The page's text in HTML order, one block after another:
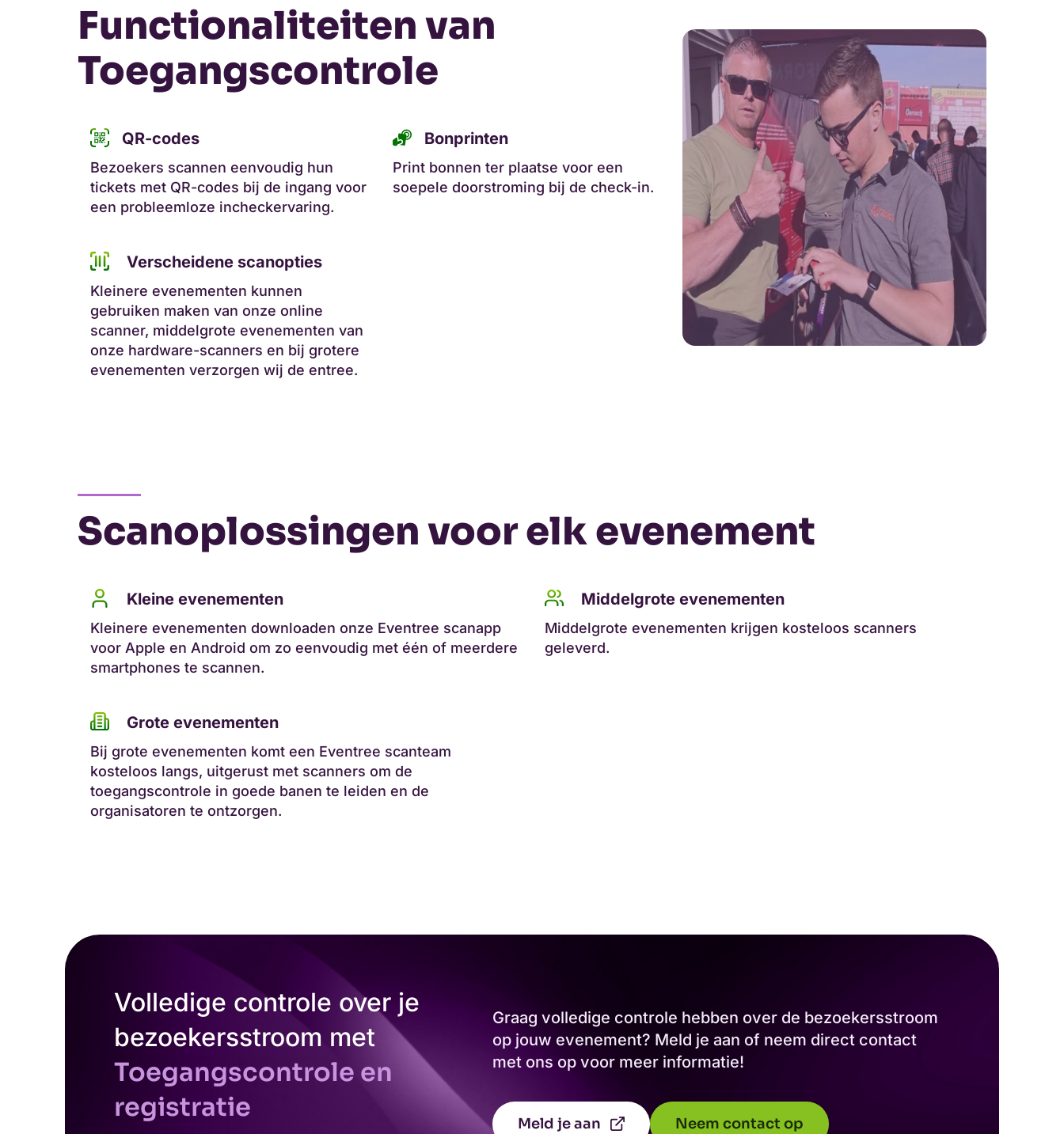
Functionaliteiten van
Toegangscontrole
QR-codes
Bezoekers scannen eenvoudig hun
tickets met QR-codes bij de ingang voor
een probleemloze incheckervaring.
Bonprinten
Print bonnen ter plaatse voor een
soepele doorstroming bij de check-in.
Verscheidene scanopties
Kleinere evenementen kunnen
gebruiken maken van onze online
scanner, middelgrote evenementen van
onze hardware-scanners en bij grotere
evenementen verzorgen wij de entree.
Scanoplossingen voor elk evenement
Kleine evenementen
Kleinere evenementen downloaden onze Eventree scanapp
voor Apple en Android om zo eenvoudig met één of meerdere
smartphones te scannen.
Middelgrote evenementen
Middelgrote evenementen krijgen kosteloos scanners
geleverd.
Grote evenementen
Bij grote evenementen komt een Eventree scanteam
kosteloos langs, uitgerust met scanners om de
toegangscontrole in goede banen te leiden en de
organisatoren te ontzorgen.
Volledige controle over je
bezoekersstroom met
Toegangscontrole en
registratie
Graag volledige controle hebben over de bezoekersstroom
op jouw evenement? Meld je aan of neem direct contact
met ons op voor meer informatie!
Meld je aan Neem contact op